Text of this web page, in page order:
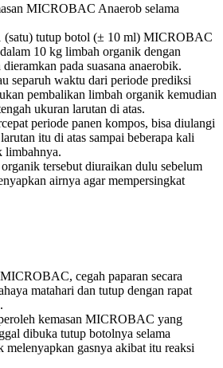
MICROBAC Anaerob selama
(satu) tutup botol (± 10 ml) MICROBAC
10 kg limbah organik dengan
pada suasana anaerobik.
separuh waktu dari periode prediksi
pembalikan limbah organik kemudian
ukuran larutan di atas.
periode panen kompos, bisa diulangi
itu di atas sampai beberapa kali
limbahnya.
tersebut diuraikan dulu sebelum
airnya agar mempersingkat
cegah paparan secara
matahari dan tutup dengan rapat
kemasan MICROBAC yang
dibuka tutup botolnya selama
melenyapkan gasnya akibat itu reaksi